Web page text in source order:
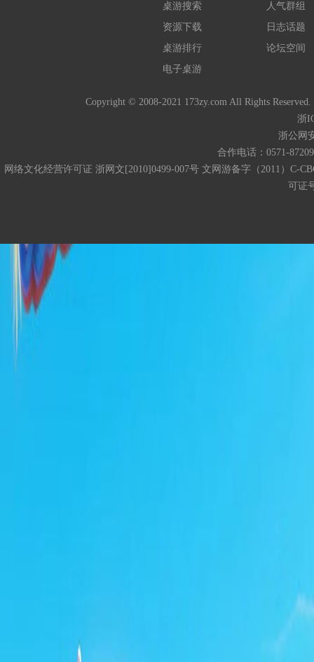
桌游搜索
资源下载
桌游排行
电子桌游
人气群组
日志话题
论坛空间
Copyright © 2008-2021 173zy.com All Rights
浙
浙公网
合作电话：0571-
网络文化经营许可证 浙网文[2010]0499-007号 文网游备字（2011）C-
可证